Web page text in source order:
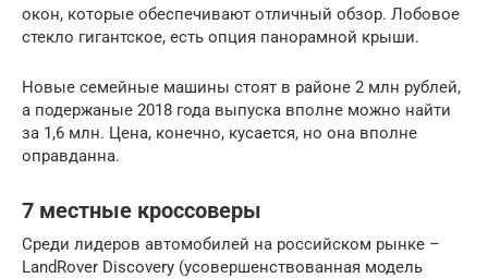
окон, которые обеспечивают отличный обзор. Лобовое
стекло гигантское, есть опция панорамной крыши.
Новые семейные машины стоят в районе 2 млн рублей,
а подержаные 2018 года выпуска вполне можно найти
за 1,6 млн. Цена, конечно, кусается, но она вполне
оправданна.
7 местные кроссоверы
Среди лидеров автомобилей на российском рынке –
LandRover Discovery (усовершенствованная модель